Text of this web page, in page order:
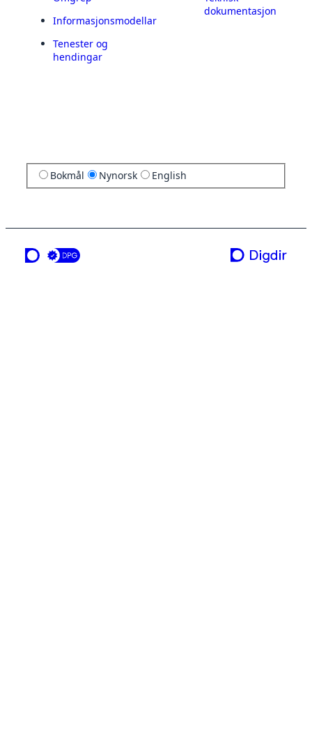
Informasjonsmodellar
Tenester og
hendingar
dokumentasjon
Bokmål Nynorsk English